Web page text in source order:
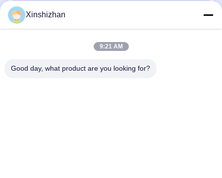
Xinshizhan
9:21 AM
Good day, what product are you looking for?